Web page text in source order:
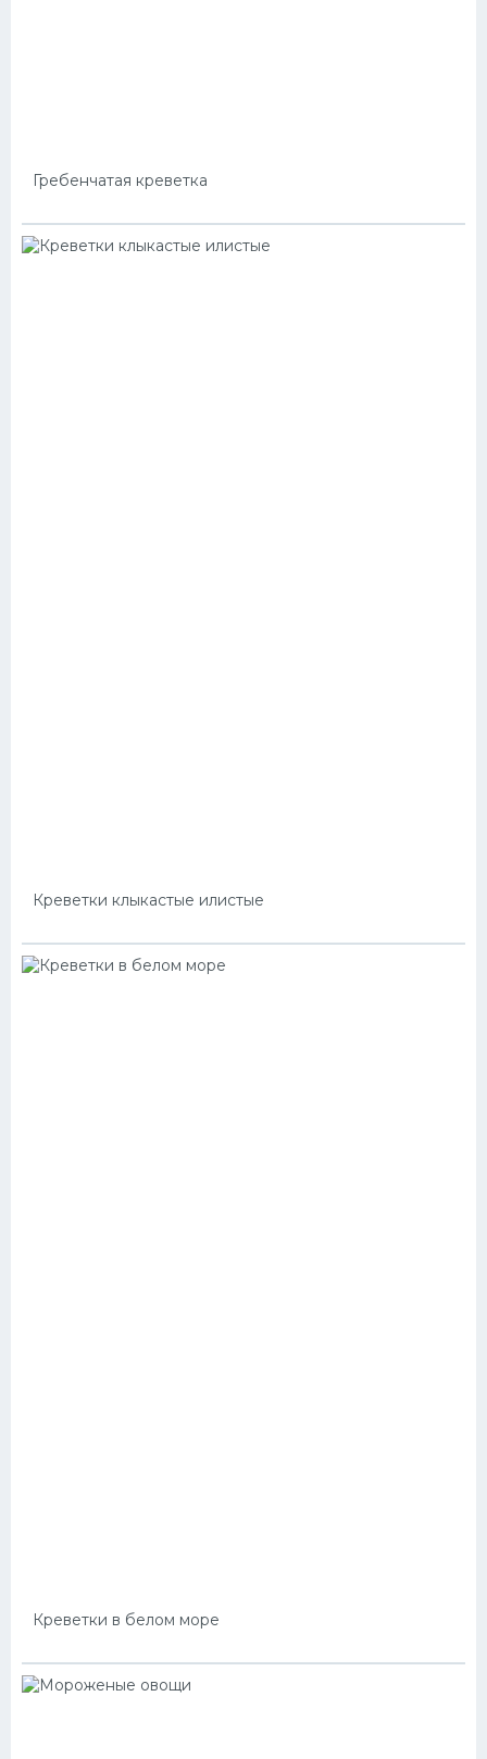
Гребенчатая креветка
Креветки клыкастые илистые
Креветки в белом море